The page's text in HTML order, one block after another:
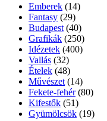
Emberek (14)
Fantasy (29)
Budapest (40)
Grafikák (250)
Idézetek (400)
Vallás (32)
Ételek (48)
Művészet (14)
Fekete-fehér (80)
Kifestők (51)
Gyümölcsök (19)